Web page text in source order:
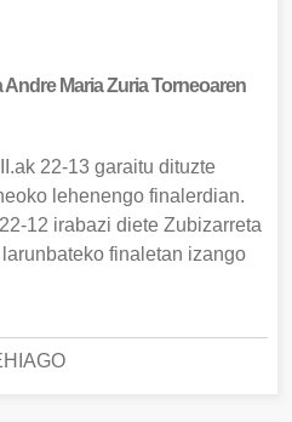
Andre Maria Zuria Torneoaren
22-13 garaitu dituzte
lehenengo finalerdian.
12 irabazi diete Zubizarreta
finaletan izango